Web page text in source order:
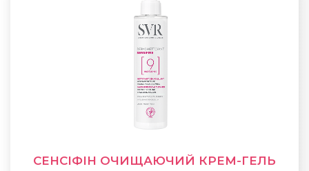
СЕНСІФІН ОЧИЩАЮЧИЙ КРЕМ-ГЕЛЬ